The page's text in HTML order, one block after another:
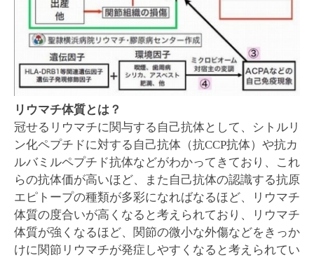
リウマチ体質とは？
冠せるリウマチに関与する自己抗体として、シトルリ
ン化ペプチドに対する自己抗体（抗CCP抗体）や抗カ
ルバミルペプチド抗体などがわかってきており、これ
らの抗体価が高いほど、また自己抗体の認識する抗原
エピトープの種類が多彩になればなるほど、リウマチ
体質の度合いが高くなると考えられており、リウマチ
体質が強くなるほど、関節の微小な外傷などをきっか
けに関節リウマチが発症しやすくなると考えられてい